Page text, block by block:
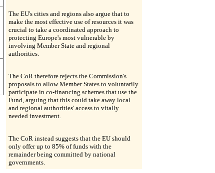
The EU's cities and regions also argue that to
make the most effective use of resources it was
crucial to take a coordinated approach to
protecting Europe's most vulnerable by
involving Member State and regional
authorities.
The CoR therefore rejects the Commission's
proposals to allow Member States to voluntarily
participate in co-financing schemes that use the
Fund, arguing that this could take away local
and regional authorities' access to vitally
needed investment.
The CoR instead suggests that the EU should
only offer up to 85% of funds with the
remainder being committed by national
governments.